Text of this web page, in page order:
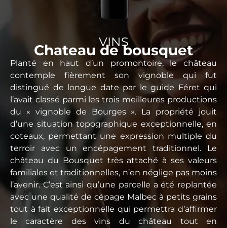
VINS
Chateau de bousquet
Planté en haut d’un promontoire, le château
contemple fièrement son vignoble qui fut
distingué de longue date par le guide Féret qui
l’avait classé parmi les trois meilleures productions
du « vignoble de Bourges ». La propriété jouit
d’une situation topographique exceptionnelle, en
coteaux, permettant une expression multiple du
terroir avec un encépagement traditionnel. Le
château du Bousquet très attaché à ses valeurs
familiales et traditionnelles, n’en néglige pas moins
l’avenir. C’est ainsi qu’une parcelle a été replantée
avec une qualité de cépage Malbec à petits grains
tout à fait exceptionnelle qui permettra d’affirmer
le caractère des vins du château tout en